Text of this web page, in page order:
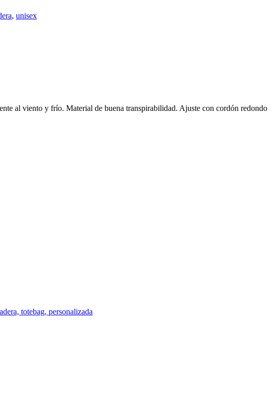
, unisex
al viento y frío. Material de buena transpirabilidad. Ajuste con cordón redondo